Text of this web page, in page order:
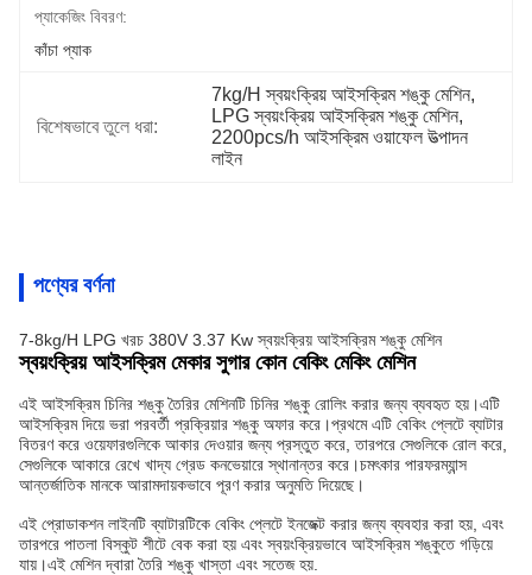
প্যাকেজিং বিবরণ:
কাঁচা প্যাক
বিশেষভাবে তুলে ধরা:
7kg/H স্বয়ংক্রিয় আইসক্রিম শঙ্কু মেশিন,
LPG স্বয়ংক্রিয় আইসক্রিম শঙ্কু মেশিন,
2200pcs/h আইসক্রিম ওয়াফেল উত্পাদন
লাইন
পণ্যের বর্ণনা
7-8kg/H LPG খরচ 380V 3.37 Kw স্বয়ংক্রিয় আইসক্রিম শঙ্কু মেশিন
স্বয়ংক্রিয় আইসক্রিম মেকার সুগার কোন বেকিং মেকিং মেশিন
এই আইসক্রিম চিনির শঙ্কু তৈরির মেশিনটি চিনির শঙ্কু রোলিং করার জন্য ব্যবহৃত হয়।এটি
আইসক্রিম দিয়ে ভরা পরবর্তী প্রক্রিয়ার শঙ্কু অফার করে।প্রথমে এটি বেকিং প্লেটে ব্যাটার
বিতরণ করে ওয়েফারগুলিকে আকার দেওয়ার জন্য প্রস্তুত করে, তারপরে সেগুলিকে রোল করে,
সেগুলিকে আকারে রেখে খাদ্য গ্রেড কনভেয়ারে স্থানান্তর করে।চমৎকার পারফরম্যান্স
আন্তর্জাতিক মানকে আরামদায়কভাবে পূরণ করার অনুমতি দিয়েছে।
এই প্রোডাকশন লাইনটি ব্যাটারটিকে বেকিং প্লেটে ইনজেক্ট করার জন্য ব্যবহার করা হয়, এবং
তারপরে পাতলা বিস্কুট শীটে বেক করা হয় এবং স্বয়ংক্রিয়ভাবে আইসক্রিম শঙ্কুতে গড়িয়ে
যায়।এই মেশিন দ্বারা তৈরি শঙ্কু খাস্তা এবং সতেজ হয়.